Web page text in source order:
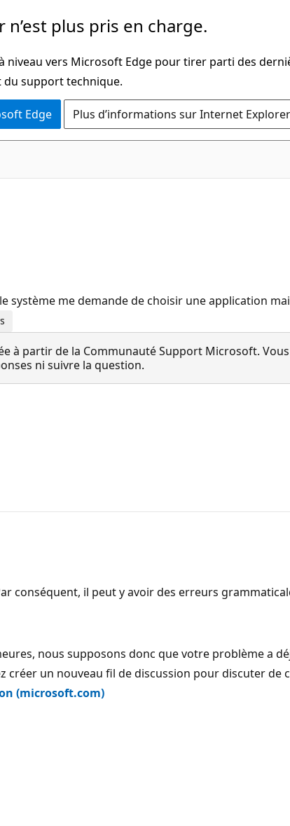
n’est plus pris en charge.
niveau vers Microsoft Edge pour tirer parti des
du support technique.
Edge Plus d’informations sur Internet
système me demande de choisir une application
à partir de la Communauté Support Microsoft.
ni suivre la question.
conséquent, il peut y avoir des erreurs
nous supposons donc que votre problème a
créer un nouveau fil de discussion pour discuter
(microsoft.com)